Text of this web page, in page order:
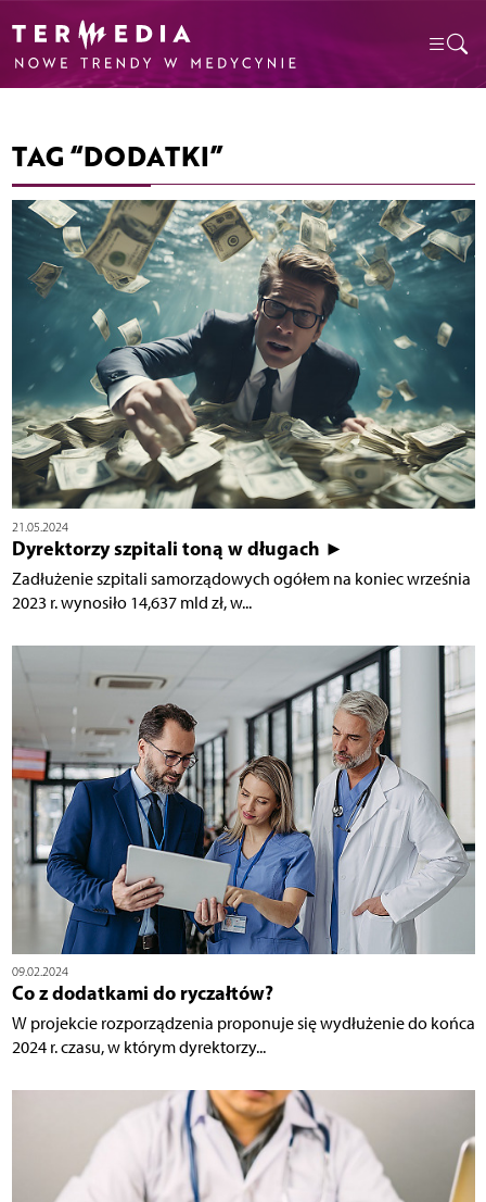
TAG “DODATKI”
21.05.2024
Dyrektorzy szpitali toną w długach ►
Zadłużenie szpitali samorządowych ogółem na koniec września
2023 r. wynosiło 14,637 mld zł, w...
09.02.2024
Co z dodatkami do ryczałtów?
W projekcie rozporządzenia proponuje się wydłużenie do końca
2024 r. czasu, w którym dyrektorzy...